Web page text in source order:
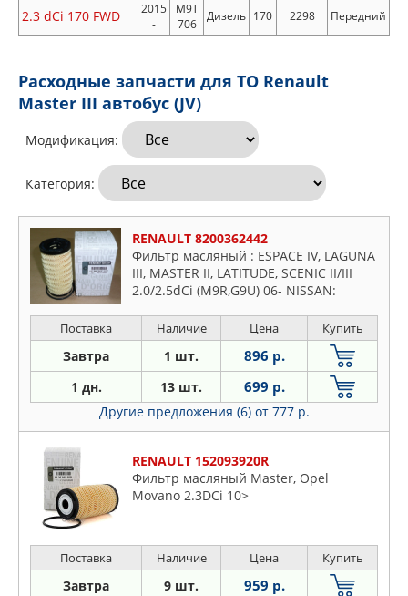
2.3 dCi 170 FWD
2015
-
M9T
706
Дизель 170 2298 Передний
Расходные запчасти для ТО Renault
Master III автобус (JV)
Модификация:
Категория:
RENAULT 8200362442
Фильтр масляный : ESPACE IV, LAGUNA
III, MASTER II, LATITUDE, SCENIC II/III
2.0/2.5dCi (M9R,G9U) 06- NISSAN:
2.0/2.5CDTI 07-
Поставка Наличие Цена Купить
Завтра 1 шт. 896 р.
1 дн. 13 шт. 699 р.
Другие предложения (6) от 777 р.
RENAULT 152093920R
Фильтр масляный Master, Opel
Movano 2.3DCi 10>
Поставка Наличие Цена Купить
Завтра 9 шт. 959 р.